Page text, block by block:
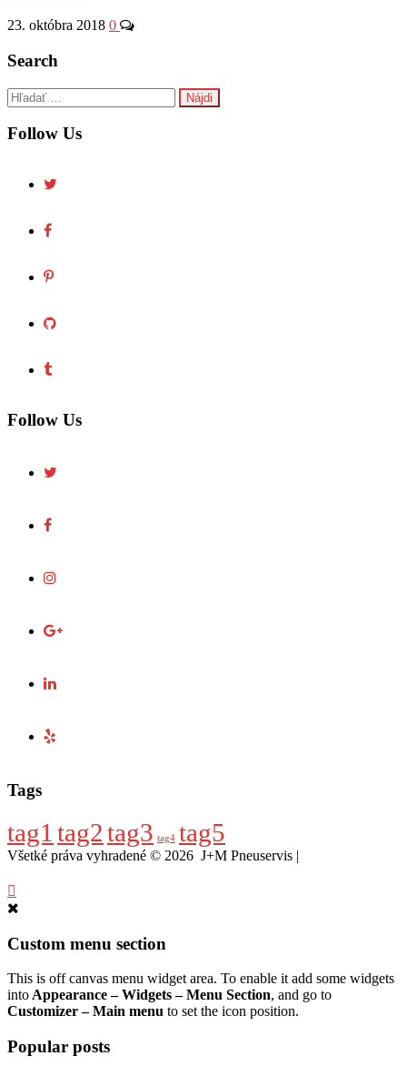
23. októbra 2018 0
Search
Hľadať:
Follow Us
Follow Us
Tags
tag1 tag2tag3 tag4 tag5
Všetké práva vyhradené © 2026 J+M Pneuservis |
Custom menu section
This is off canvas menu widget area. To enable it add some widgets
into Appearance – Widgets – Menu Section, and go to
Customizer – Main menu to set the icon position.
Popular posts